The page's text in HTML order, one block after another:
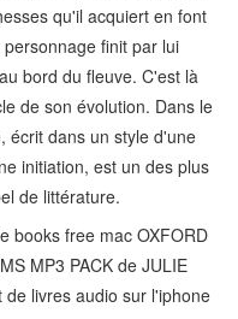
qu'il acquiert en font
finit par lui
bord du fleuve. C'est là
de son évolution. Dans le
écrit dans un style d'une
initiation, est un des plus
de littérature.
books free mac OXFORD
MP3 PACK de JULIE
de livres audio sur l'iphone